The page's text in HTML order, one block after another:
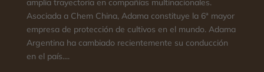
amplia trayectoria en compañías multinacionales.
Asociada a Chem China, Adama constituye la 6ª mayor
empresa de protección de cultivos en el mundo. Adama
Argentina ha cambiado recientemente su conducción
en el país....